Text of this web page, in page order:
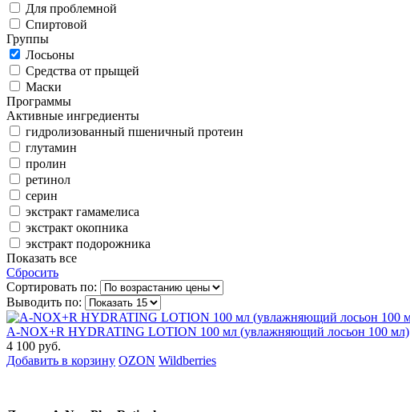
Для проблемной
Спиртовой
Группы
Лосьоны
Средства от прыщей
Маски
Программы
Активные ингредиенты
гидролизованный пшеничный протеин
глутамин
пролин
ретинол
серин
экстракт гамамелиса
экстракт окопника
экстракт подорожника
Показать все
Сбросить
Сортировать по:
Выводить по:
A-NOX+R HYDRATING LOTION 100 мл (увлажняющий лосьон 100 мл)
4 100 руб.
Добавить в корзину OZON Wildberries